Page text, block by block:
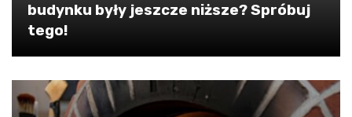
budynku były jeszcze niższe? Spróbuj
tego!